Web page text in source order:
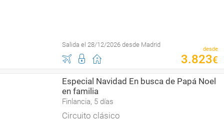
Salida el 28/12/2026 desde Madrid
desde
3.823€
Especial Navidad En busca de Papá Noel
en familia
Finlancia, 5 días
Circuito clásico